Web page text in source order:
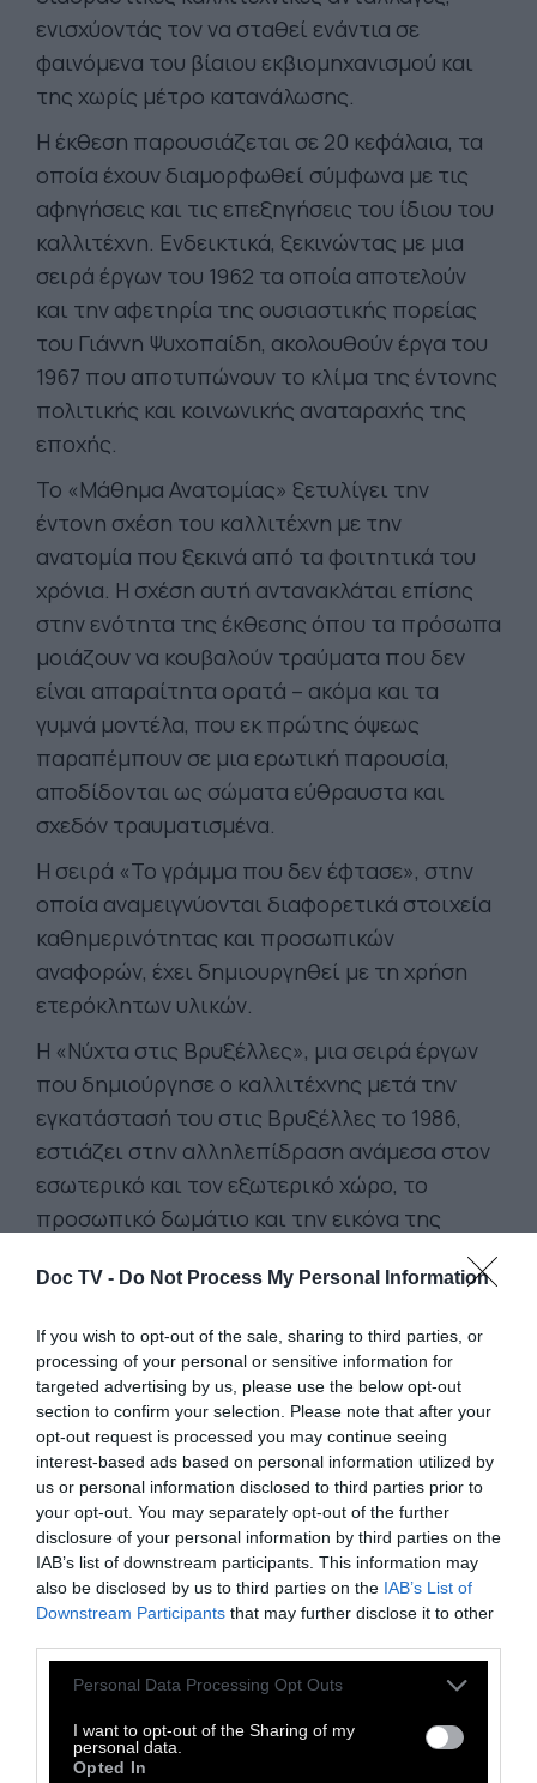
Doc TV - Do Not Process My Personal Information
If you wish to opt-out of the sale, sharing to third parties, or
processing of your personal or sensitive information for
targeted advertising by us, please use the below opt-out
section to confirm your selection. Please note that after your
opt-out request is processed you may continue seeing
interest-based ads based on personal information utilized by
us or personal information disclosed to third parties prior to
your opt-out. You may separately opt-out of the further
disclosure of your personal information by third parties on the
IAB’s list of downstream participants. This information may
also be disclosed by us to third parties on the IAB’s List of
Downstream Participants that may further disclose it to other
Personal Data Processing Opt Outs
I want to opt-out of the Sharing of my
personal data.
Opted In
ενισχύοντάς τον να σταθεί ενάντια σε
φαινόμενα του βίαιου εκβιομηχανισμού και
της χωρίς μέτρο κατανάλωσης.
Η έκθεση παρουσιάζεται σε 20 κεφάλαια, τα
οποία έχουν διαμορφωθεί σύμφωνα με τις
αφηγήσεις και τις επεξηγήσεις του ίδιου του
καλλιτέχνη. Ενδεικτικά, ξεκινώντας με μια
σειρά έργων του 1962 τα οποία αποτελούν
και την αφετηρία της ουσιαστικής πορείας
του Γιάννη Ψυχοπαίδη, ακολουθούν έργα του
1967 που αποτυπώνουν το κλίμα της έντονης
πολιτικής και κοινωνικής αναταραχής της
εποχής.
Το «Μάθημα Ανατομίας» ξετυλίγει την
έντονη σχέση του καλλιτέχνη με την
ανατομία που ξεκινά από τα φοιτητικά του
χρόνια. Η σχέση αυτή αντανακλάται επίσης
στην ενότητα της έκθεσης όπου τα πρόσωπα
μοιάζουν να κουβαλούν τραύματα που δεν
είναι απαραίτητα ορατά – ακόμα και τα
γυμνά μοντέλα, που εκ πρώτης όψεως
παραπέμπουν σε μια ερωτική παρουσία,
αποδίδονται ως σώματα εύθραυστα και
σχεδόν τραυματισμένα.
Η σειρά «Το γράμμα που δεν έφτασε», στην
οποία αναμειγνύονται διαφορετικά στοιχεία
καθημερινότητας και προσωπικών
αναφορών, έχει δημιουργηθεί με τη χρήση
ετερόκλητων υλικών.
Η «Νύχτα στις Βρυξέλλες», μια σειρά έργων
που δημιούργησε ο καλλιτέχνης μετά την
εγκατάστασή του στις Βρυξέλλες το 1986,
εστιάζει στην αλληλεπίδραση ανάμεσα στον
εσωτερικό και τον εξωτερικό χώρο, το
προσωπικό δωμάτιο και την εικόνα της
πόλης έξω από τα παράθυρα, ενώ ο κύκλος
έργων του 1999 «Αναφορά στον Goya» είναι
συνδέει τις τραυματικές εικόνες του
παρελθόντος με τα σύγχρονα γεγονότα.
Ο «Χρησμός», από τα πλέον εμβληματικά
έργα του δημιουργού, ξεχωρίζει για τη
σύνθετη και πολυεπίπεδη μορφή του με μια
εξαιρετικά ευρεία θεματική η οποία
καλύπτει τον σύγχρονο και τον αρχαίο
πολιτισμό, ενώ οι αναφορές στην κλασική
έργων που αντλούν την έμπνευσή τους από
τις μεγάλες πυρκαγιές του 2007 στην Αρχαία
Ολυμπία και εξερευνούν τη σχέση ανάμεσα
στο ζωντανό παρόν και σε έναν κλασικό